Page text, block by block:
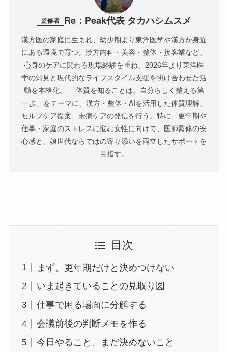
監修者 Re：Peak代表 タカハシムスメ
漢方医の家庭に生まれ、幼少期より東洋医学や漢方が身近
にある環境で育つ。漢方内科・美容・整体・接客業など、
心身のケアに関わる現場経験を重ね、2026年より東洋医
学の知見と現代的なライフスタイル支援を掛け合わせた活
動を本格化。 「体質を知ることは、自分らしく整える第
一歩」をテーマに、漢方・整体・AIを活用した体質理解、
セルフケア提案、未病ケアの発信を行う。特に、更年期や
仕事・家庭のストレスに悩む女性に向けて、医師監修の安
心感と、娘世代ならではの寄り添いを両立したサポートを
目指す。
目次
まず、更年期だけと決めつけない
いま起きていることの見取り図
仕事で困る場面に分解する
会議前後の判断メモを作る
今日やること、まだ決めないこと